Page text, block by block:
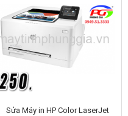
Sửa Máy in HP Color LaserJet